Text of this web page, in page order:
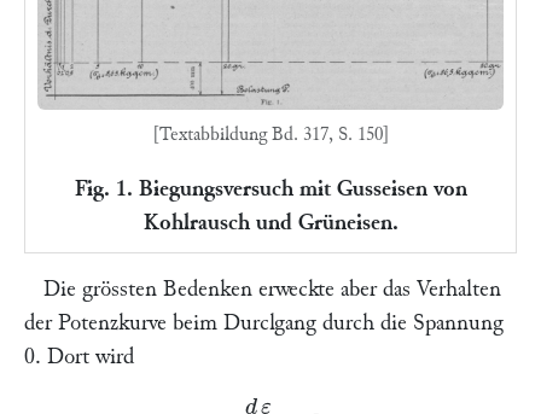
[Textabbildung Bd. 317, S. 150]
Fig. 1. Biegungsversuch mit Gusseisen von
Kohlrausch und Grüneisen.
Die grössten Bedenken erweckte aber das Verhalten
der Potenzkurve beim Durclgang durch die Spannung
0. Dort wird
d εd